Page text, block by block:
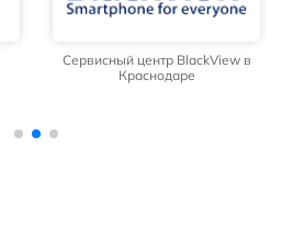
Сервисный центр BlackView в
Краснодаре